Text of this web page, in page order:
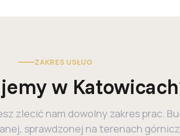
ZAKRES USŁUG
w
zlecić nam dowolny zakres prac.
sprawdzonej na terenach